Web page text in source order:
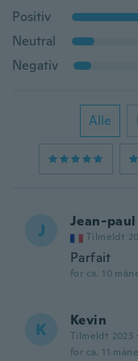
Positiv
Neutral
Negativ
Alle
J Jean-paul
Tilmeldt
Parfait
for ca. 10
K Kevin
Tilmeldt 2023 ·
for ca. 11